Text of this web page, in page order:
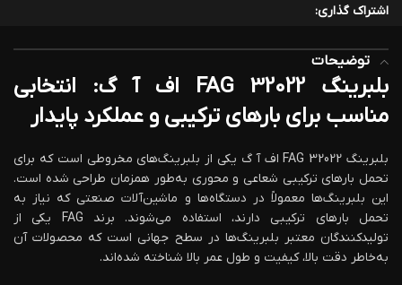
اشتراک گذاری:
توضیحات
بلبرینگ 32022 FAG اف آ گ: انتخابی
مناسب برای بارهای ترکیبی و عملکرد پایدار
بلبرینگ 32022 FAG اف آ گ یکی از بلبرینگ‌های مخروطی است که برای
تحمل بارهای ترکیبی شعاعی و محوری به‌طور همزمان طراحی شده است.
این بلبرینگ‌ها معمولاً در دستگاه‌ها و ماشین‌آلات صنعتی که نیاز به
تحمل بارهای ترکیبی دارند، استفاده می‌شوند. برند FAG یکی از
تولیدکنندگان معتبر بلبرینگ‌ها در سطح جهانی است که محصولات آن
به‌خاطر دقت بالا، کیفیت و طول عمر بالا شناخته شده‌اند.